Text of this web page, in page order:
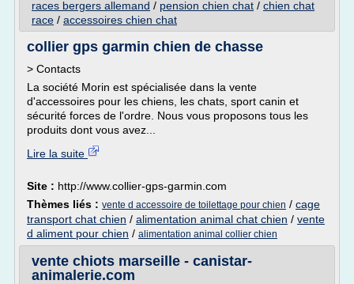
races bergers allemand / pension chien chat / chien chat
race / accessoires chien chat
collier gps garmin chien de chasse
> Contacts
La société Morin est spécialisée dans la vente
d'accessoires pour les chiens, les chats, sport canin et
sécurité forces de l'ordre. Nous vous proposons tous les
produits dont vous avez...
Lire la suite
Site : http://www.collier-gps-garmin.com
Thèmes liés : vente d accessoire de toilettage pour chien / cage
transport chat chien / alimentation animal chat chien / vente
d aliment pour chien / alimentation animal collier chien
vente chiots marseille - canistar-
animalerie.com